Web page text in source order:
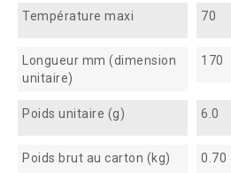
Température maxi 70
Longueur mm (dimension
unitaire)
170
Poids unitaire (g) 6.0
Poids brut au carton (kg) 0.70